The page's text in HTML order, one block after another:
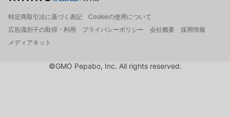
特定商取引法に基づく表記
Cookieの使用について
広告識別子の取得・利用
プライバシーポリシー 会社概要
採用情報
メディアキット
©GMO Pepabo, Inc. All rights reserved.